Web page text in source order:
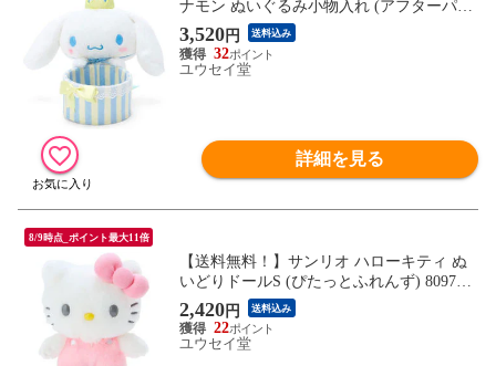
ナモン ぬいぐるみ小物入れ (アフターパー
ティ) 964140 【オリジナル 公式グッズ 雑
貨 ギフト プレゼント】
3,520円 送料込み
32
ユウセイ堂
詳細を見る
8/9時点_ポイント最大11倍
【送料無料！】サンリオ ハローキティ ぬ
いどりドールS (ぴたっとふれんず) 809764
【ぬい撮り Sサイズ 磁石 自立 玩具 おもち
ゃ 公式グッズ 雑貨 ギフト プレゼント】
2,420円 送料込み
22
ユウセイ堂